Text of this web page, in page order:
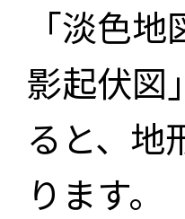
「淡色
影起伏図
ると、地
ります。